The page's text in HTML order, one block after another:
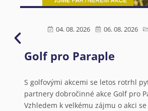
04. 08. 2026 06. 08. 2026
Golf pro Paraple
S golfovými akcemi se letos rotrhl
partnery dobročinné akce Golf pro
Vzhledem k velkému zájmu o akci